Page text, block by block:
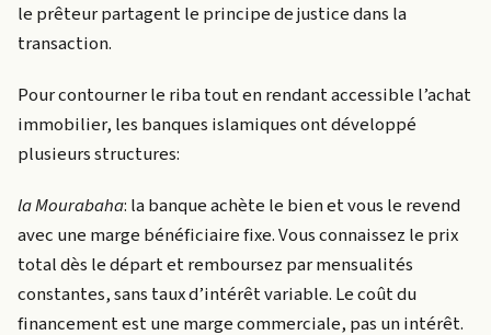
le prêteur partagent le principe de justice dans la
transaction.
Pour contourner le riba tout en rendant accessible l’achat
immobilier, les banques islamiques ont développé
plusieurs structures:
la Mourabaha: la banque achète le bien et vous le revend
avec une marge bénéficiaire fixe. Vous connaissez le prix
total dès le départ et remboursez par mensualités
constantes, sans taux d’intérêt variable. Le coût du
financement est une marge commerciale, pas un intérêt.